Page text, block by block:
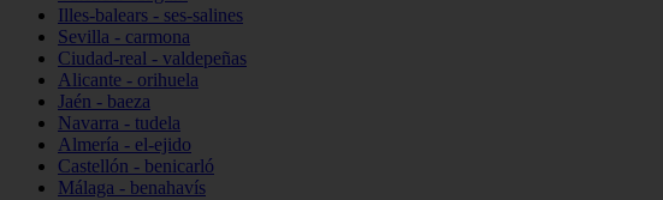
Illes-balears - ses-salines
Sevilla - carmona
Ciudad-real - valdepeñas
Alicante - orihuela
Jaén - baeza
Navarra - tudela
Almería - el-ejido
Castellón - benicarló
Málaga - benahavís